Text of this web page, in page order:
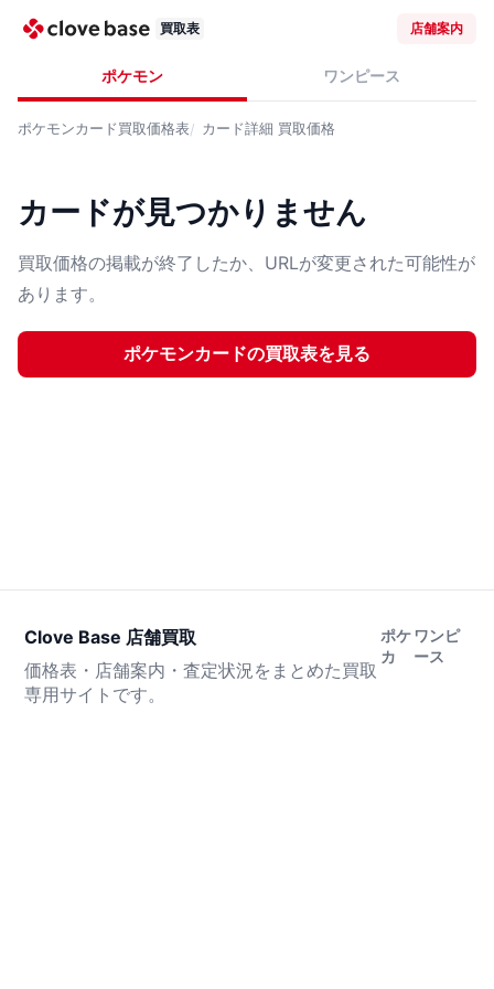
買取表 店舗案内
ポケモン ワンピース
ポケモンカード買取価格表 カード詳細 買取価格
カードが見つかりません
買取価格の掲載が終了したか、URLが変更された可能性が
あります。
ポケモンカードの買取表を見る
Clove Base 店舗買取
価格表・店舗案内・査定状況をまとめた買取
専用サイトです。
ポケ
カ
ワンピ
ース